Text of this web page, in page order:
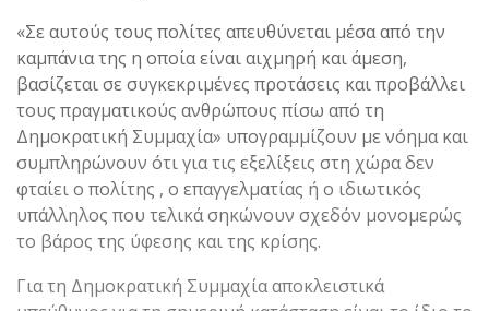
«Σε αυτούς τους πολίτες απευθύνεται μέσα από την
καμπάνια της η οποία είναι αιχμηρή και άμεση,
βασίζεται σε συγκεκριμένες προτάσεις και προβάλλει
τους πραγματικούς ανθρώπους πίσω από τη
Δημοκρατική Συμμαχία» υπογραμμίζουν με νόημα και
συμπληρώνουν ότι για τις εξελίξεις στη χώρα δεν
φταίει ο πολίτης , ο επαγγελματίας ή ο ιδιωτικός
υπάλληλος που τελικά σηκώνουν σχεδόν μονομερώς
το βάρος της ύφεσης και της κρίσης.
Για τη Δημοκρατική Συμμαχία αποκλειστικά